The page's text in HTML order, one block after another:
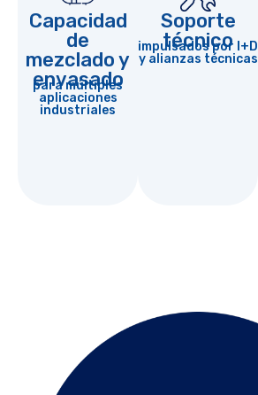
Capacidad
de
mezclado y
envasado
para múltiples
aplicaciones
industriales
Soporte
técnico
impulsados por I+D
y alianzas técnicas